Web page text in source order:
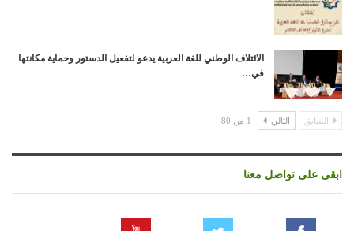
الائتلاف الوطني للغة العربية يدعو لتفعيل الدستور وحماية مكانتها
في…
السابق التالي 1 من 80
ابقى على تواصل معنا